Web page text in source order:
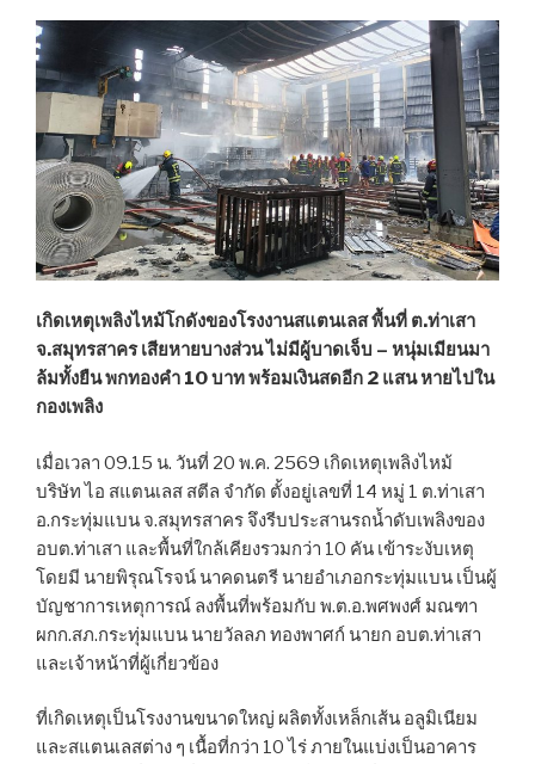
เกิดเหตุเพลิงไหม้โกดังของโรงงานสแตนเลส พื้นที่ ต.ท่าเสา
จ.สมุทรสาคร เสียหายบางส่วน ไม่มีผู้บาดเจ็บ – หนุ่มเมียนมา
ล้มทั้งยืน พกทองคำ 10 บาท พร้อมเงินสดอีก 2 แสน หายไปใน
กองเพลิง
เมื่อเวลา 09.15 น. วันที่ 20 พ.ค. 2569 เกิดเหตุเพลิงไหม้
บริษัท ไอ สแตนเลส สตีล จำกัด ตั้งอยู่เลขที่ 14 หมู่ 1 ต.ท่าเสา
อ.กระทุ่มแบน จ.สมุทรสาคร จึงรีบประสานรถน้ำดับเพลิงของ
อบต.ท่าเสา และพื้นที่ใกล้เคียงรวมกว่า 10 คัน เข้าระงับเหตุ
โดยมี นายพิรุณโรจน์ นาคดนตรี นายอำเภอกระทุ่มแบน เป็นผู้
บัญชาการเหตุการณ์ ลงพื้นที่พร้อมกับ พ.ต.อ.พศพงศ์ มณฑา
ผกก.สภ.กระทุ่มแบน นายวัลลภ ทองพาศก์ นายก อบต.ท่าเสา
และเจ้าหน้าที่ผู้เกี่ยวข้อง
ที่เกิดเหตุเป็นโรงงานขนาดใหญ่ ผลิตทั้งเหล็กเส้น อลูมิเนียม
และสแตนเลสต่าง ๆ เนื้อที่กว่า 10 ไร่ ภายในแบ่งเป็นอาคาร